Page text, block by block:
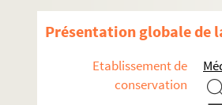
Présentation globale de
Etablissement de
conservation
H-IMAR-18-83-250. Saint
H-IMAR-18-84-252. Saint
H-IMAR-18-84-253. Saint